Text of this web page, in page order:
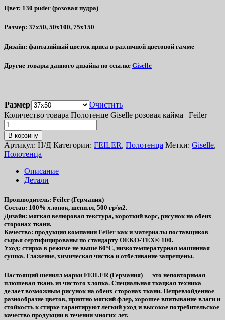
Цвет: 130 puder (розовая пудра)
Размер: 37х50, 50х100, 75х150
Дизайн: фантазийный цветок ириса в различной цветовой гамме
Другие товары данного дизайна по ссылке Giselle
Размер
Очистить
Количество товара Полотенце Giselle розовая кайма | Feiler
В корзину
Артикул: Н/Д Категории: FEILER, Полотенца Метки: Giselle,
Полотенца
Описание
Детали
Производитель: Feiler (Германия)
Состав: 100% хлопок, шенилл, 500 гр/м2.
Дизайн: мягкая велюровая текстура, короткий ворс, рисунок на обеих
сторонах ткани.
Качество: продукция компании Feiler как и материалы поставщиков
сырья сертифицированы по стандарту OEKO-TEX® 100.
Уход: стирка в режиме не выше 60°C, низкотемпературная машинная
сушка. Глажение, химическая чистка и отбеливание запрещены.
Настоящий шенилл марки FEILER (Германия) — это неповторимая
плюшевая ткань из чистого хлопка. Специальная ткацкая техника
делает возможным рисунок на обеих сторонах ткани. Непревзойденное
разнообразие цветов, приятно мягкий флер, хорошее впитывание влаги и
стойкость к стирке гарантируют легкий уход и высокое потребительское
качество продукции в течении многих лет.